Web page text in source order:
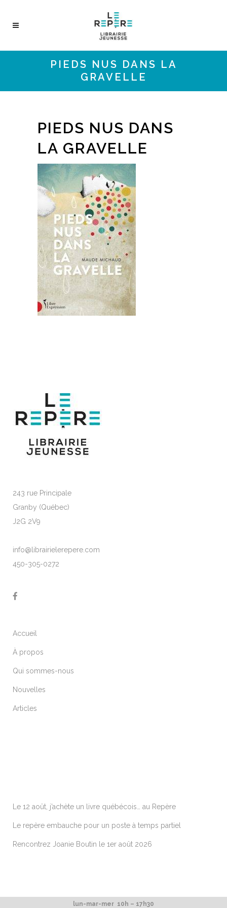
PIEDS NUS DANS LA
GRAVELLE
PIEDS NUS DANS
LA GRAVELLE
243 rue Principale
Granby (Québec)
J2G 2V9
info@librairielerepere.com
450-305-0272
Accueil
À propos
Qui sommes-nous
Nouvelles
Articles
Le 12 août, j’achète un livre québécois… au Repère
Le repère embauche pour un poste à temps partiel
Rencontrez Joanie Boutin le 1er août 2026
lun-mar-mer 10h – 17h30